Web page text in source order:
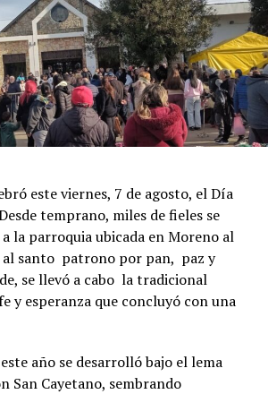
este viernes, 7 de agosto, el Día
temprano, miles de fieles se
la parroquia ubicada en Moreno al
al santo patrono por pan, paz y
se llevó a cabo la tradicional
y esperanza que concluyó con una
año se desarrolló bajo el lema
San Cayetano, sembrando